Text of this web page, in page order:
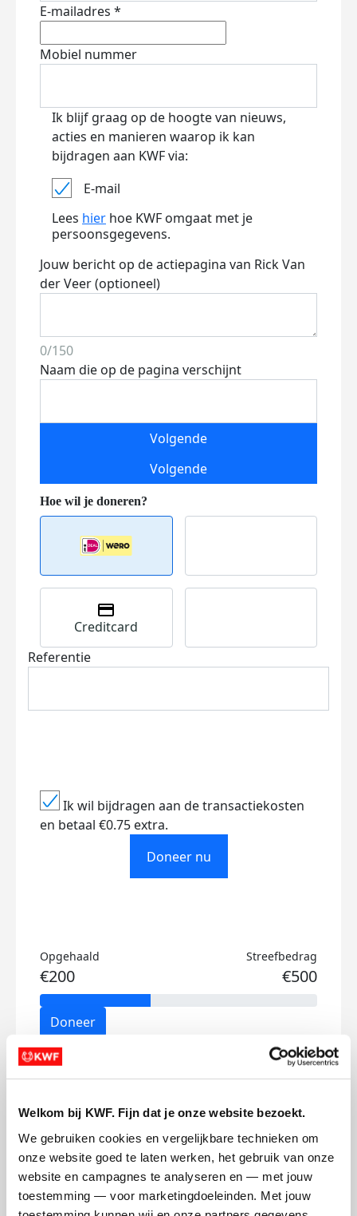
Welkom bij KWF. Fijn dat je onze website bezoekt.
We gebruiken cookies en vergelijkbare technieken om
onze website goed te laten werken, het gebruik van onze
website en campagnes te analyseren en — met jouw
toestemming — voor marketingdoeleinden. Met jouw
E-mailadres *
Mobiel nummer
Ik blijf graag op de hoogte van nieuws,
acties en manieren waarop ik kan
bijdragen aan KWF via:
E-mail
Lees hier hoe KWF omgaat met je
persoonsgegevens.
Jouw bericht op de actiepagina van Rick Van
der Veer (optioneel)
0/150
Naam die op de pagina verschijnt
Volgende
Volgende
Creditcard
Referentie
Ik wil bijdragen aan de transactiekosten
en betaal €0.75 extra.
Doneer nu
Opgehaald
€200
Streefbedrag
€500
Doneer
Rick's badges